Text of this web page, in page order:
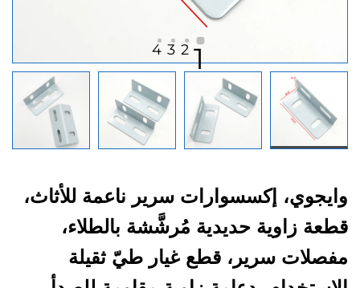
1
2
3
4
وايجوي، إكسسوارات سرير ناعمة للأثاث،
قطعة زاوية حديدية مُرشَّشة بالطلاء،
مفصلات سرير، قطع غيار طيّ ثقيلة